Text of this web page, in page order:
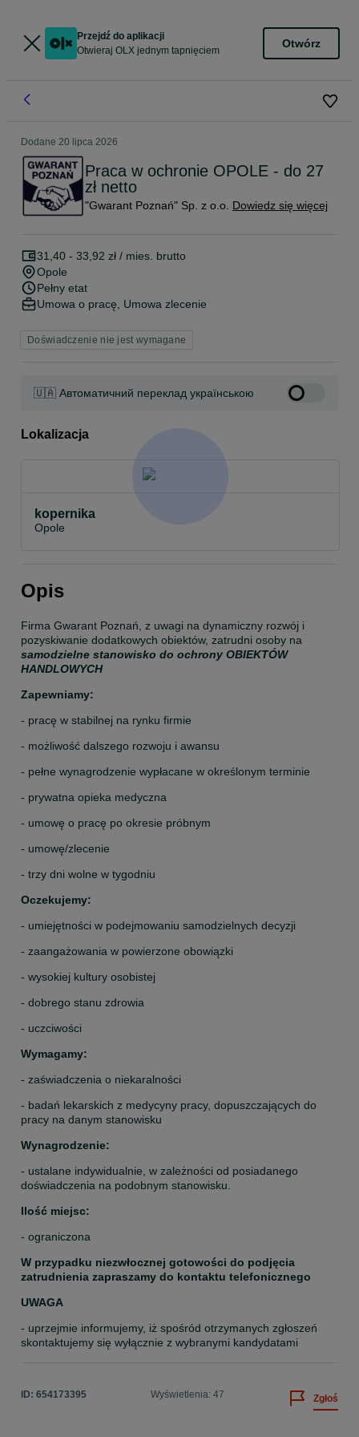
Przejdź do aplikacji
Otwieraj OLX jednym tapnięciem
Otwórz
Dodane 20 lipca 2026
Praca w ochronie OPOLE - do 27
zł netto
"Gwarant Poznań" Sp. z o.o. Dowiedz się więcej
31,40 - 33,92 zł / mies. brutto
Opole
Pełny etat
Umowa o pracę, Umowa zlecenie
Doświadczenie nie jest wymagane
🇺🇦 Автоматичний переклад українською
Lokalizacja
kopernika
Opole
Opis
Firma Gwarant Poznań, z uwagi na dynamiczny rozwój i
samodzielne stanowisko do ochrony OBIEKTÓW
HANDLOWYCH
Zapewniamy:
- pracę w stabilnej na rynku firmie
- możliwość dalszego rozwoju i awansu
- pełne wynagrodzenie wypłacane w określonym terminie
- prywatna opieka medyczna
- umowę o pracę po okresie próbnym
- umowę/zlecenie
- trzy dni wolne w tygodniu
Oczekujemy:
- umiejętności w podejmowaniu samodzielnych decyzji
- zaangażowania w powierzone obowiązki
- wysokiej kultury osobistej
- dobrego stanu zdrowia
- uczciwości
Wymagamy:
- zaświadczenia o niekaralności
- badań lekarskich z medycyny pracy, dopuszczających do
pracy na danym stanowisku
Wynagrodzenie:
- ustalane indywidualnie, w zależności od posiadanego
doświadczenia na podobnym stanowisku.
Ilość miejsc:
- ograniczona
W przypadku niezwłocznej gotowości do podjęcia
zatrudnienia zapraszamy do kontaktu telefonicznego
UWAGA
- uprzejmie informujemy, iż spośród otrzymanych zgłoszeń
skontaktujemy się wyłącznie z wybranymi kandydatami
ID: 654173395 Wyświetlenia: 47 Zgłoś